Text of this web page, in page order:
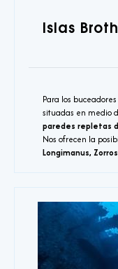
Islas
Para los
situadas en medio
paredes repletas
Nos ofrecen la
Longimanus,